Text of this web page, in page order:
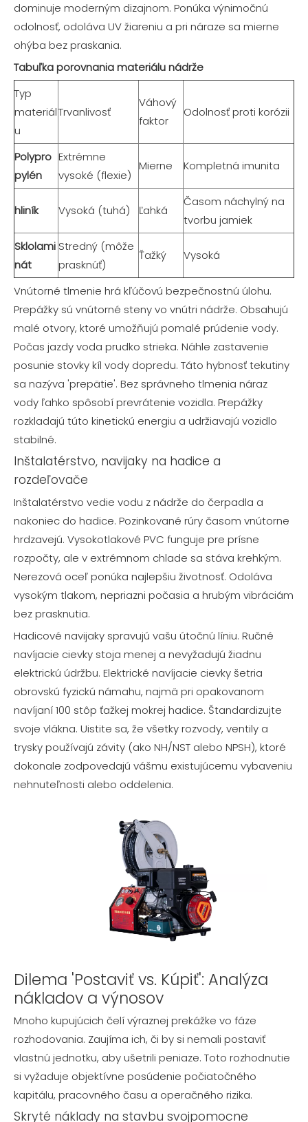
dominuje moderným dizajnom. Ponúka výnimočnú
odolnosť, odoláva UV žiareniu a pri náraze sa mierne
ohýba bez praskania.
Tabuľka porovnania materiálu nádrže
Typ
materiál
u
Trvanlivosť
Váhový
faktor
Odolnosť proti korózii
Polypro
pylén
Extrémne
vysoké (flexie)
Mierne Kompletná imunita
hliník Vysoká (tuhá) Ľahká
Časom náchylný na
tvorbu jamiek
Sklolami
nát
Stredný (môže
prasknúť)
Ťažký Vysoká
Vnútorné tlmenie hrá kľúčovú bezpečnostnú úlohu.
Prepážky sú vnútorné steny vo vnútri nádrže. Obsahujú
malé otvory, ktoré umožňujú pomalé prúdenie vody.
Počas jazdy voda prudko strieka. Náhle zastavenie
posunie stovky kíl vody dopredu. Táto hybnosť tekutiny
sa nazýva 'prepätie'. Bez správneho tlmenia náraz
vody ľahko spôsobí prevrátenie vozidla. Prepážky
rozkladajú túto kinetickú energiu a udržiavajú vozidlo
stabilné.
Inštalatérstvo, navijaky na hadice a
rozdeľovače
Inštalatérstvo vedie vodu z nádrže do čerpadla a
nakoniec do hadice. Pozinkované rúry časom vnútorne
hrdzavejú. Vysokotlakové PVC funguje pre prísne
rozpočty, ale v extrémnom chlade sa stáva krehkým.
Nerezová oceľ ponúka najlepšiu životnosť. Odoláva
vysokým tlakom, nepriazni počasia a hrubým vibráciám
bez prasknutia.
Hadicové navijaky spravujú vašu útočnú líniu. Ručné
navíjacie cievky stoja menej a nevyžadujú žiadnu
elektrickú údržbu. Elektrické navíjacie cievky šetria
obrovskú fyzickú námahu, najmä pri opakovanom
navíjaní 100 stôp ťažkej mokrej hadice. Štandardizujte
svoje vlákna. Uistite sa, že všetky rozvody, ventily a
trysky používajú závity (ako NH/NST alebo NPSH), ktoré
dokonale zodpovedajú vášmu existujúcemu vybaveniu
nehnuteľnosti alebo oddelenia.
Dilema 'Postaviť vs. Kúpiť': Analýza
nákladov a výnosov
Mnoho kupujúcich čelí výraznej prekážke vo fáze
rozhodovania. Zaujíma ich, či by si nemali postaviť
vlastnú jednotku, aby ušetrili peniaze. Toto rozhodnutie
si vyžaduje objektívne posúdenie počiatočného
kapitálu, pracovného času a operačného rizika.
Skryté náklady na stavbu svojpomocne